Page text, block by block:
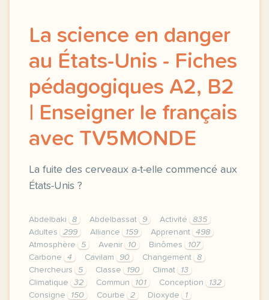
La science en danger
au États-Unis - Fiches
pédagogiques A2, B2
| Enseigner le français
avec TV5MONDE
La fuite des cerveaux a-t-elle commencé aux
États-Unis ?
Abdelbaki 8 Abdelbassat 9 Activité
835
Adultes
299 Alliance 159 Apprenant
498
Atmosphère
5 Avenir 10 Binômes
107
Carbone
4 Cavilam 90 Changement
8
Chercheurs
5 Classe 190 Climat
13
Climatique
32 Commun 101 Conception
132
Consigne
150 Courbe 2 Dioxyde
1